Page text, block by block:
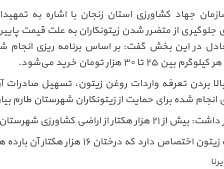
جهاد کشاورزی استان زنجان با اشاره به
جلوگیری از متضرر شدن زیتونکاران به علت قیمت
۲۵ تا ۳۰ هزار تومان خرید می‌شود
.
بردن تعرفه واردات روغن زیتون، تسهیل صادرات
انجام شده برای حمایت از زیتونکاران شهرستان طارم
هکتار از اراضی کشاورزی شهرستان طارم
اختصاص دارد که درختان ۱۶ هزار هکتار آن بارده هستند